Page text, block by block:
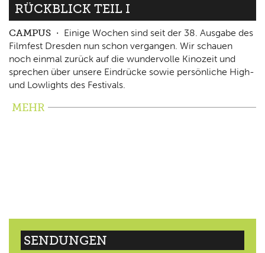
RÜCKBLICK TEIL I
CAMPUS
Einige Wochen sind seit der 38. Ausgabe des
Filmfest Dresden nun schon vergangen. Wir schauen
noch einmal zurück auf die wundervolle Kinozeit und
sprechen über unsere Eindrücke sowie persönliche High-
und Lowlights des Festivals.
MEHR
SENDUNGEN